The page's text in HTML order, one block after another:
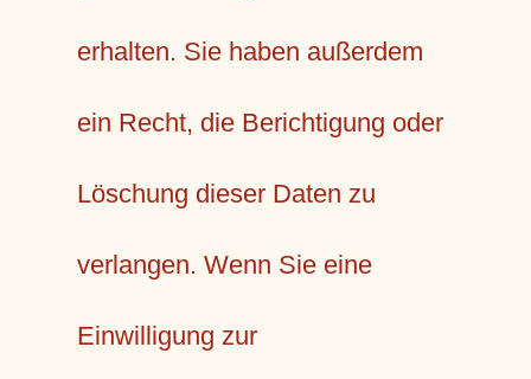
erhalten. Sie haben außerdem
ein Recht, die Berichtigung oder
Löschung dieser Daten zu
verlangen. Wenn Sie eine
Einwilligung zur